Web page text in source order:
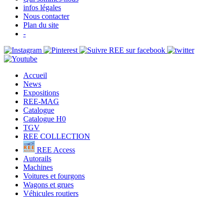
infos légales
Nous contacter
Plan du site
-
Accueil
News
Expositions
REE-MAG
Catalogue
Catalogue H0
TGV
REE COLLECTION
REE Access
Autorails
Machines
Voitures et fourgons
Wagons et grues
Véhicules routiers